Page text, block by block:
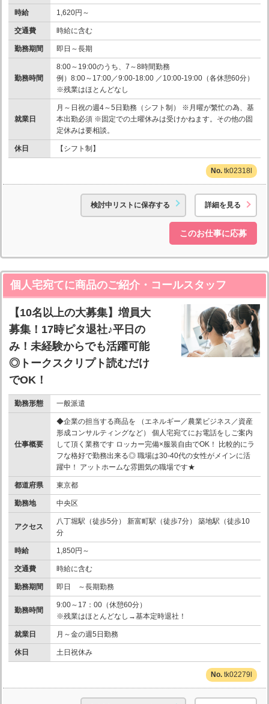
時給 1,620円～
交通費 時給に含む
勤務期間 即日～長期
勤務時間
8:00～19:00のうち、7～8時間勤務
例）8:00～17:00／9:00-18:00 ／10:00-19:00（各休憩60分）
※残業はほとんどなし
就業日
月～日祝の週4～5日勤務（シフト制） ※月曜が繁忙の為、基
本出勤必須 ※固定での土曜休みは受けかねます。その他の固
定休みは要相談。
休日 【シフト制】
tk02318l
検討中リストに保存する 詳細を見る
このお仕事に応募
個人宅宛てに商品のご紹介・コールスタッフ
【10名以上の大募集】増員大
募集！17時ピタ退社♪平日の
み！未経験からでも活躍可能
◎トークスクリプト読むだけ
でOK！
勤務形態 一般派遣
仕事概要
◆企業の担当する商品を （エネルギー／農業ビジネス／資産
形成コンサルティングなど） 個人宅宛てにお電話をしご案内
して頂く業務です ロッカー完備×服装自由でOK！ 比較的にラ
フな格好で勤務出来る◎ 職場は30-40代の女性がメインに活
躍中！ アットホームな雰囲気の職場です★
都道府県 東京都
勤務地 中央区
アクセス
八丁堀駅（徒歩5分） 新富町駅（徒歩7分） 築地駅（徒歩10
分
時給 1,850円～
交通費 時給に含む
勤務期間 即日 ～長期勤務
勤務時間
9:00～17：00（休憩60分）
※残業はほとんどなし→基本定時退社！
就業日 月～金の週5日勤務
休日 土日祝休み
tk02279l